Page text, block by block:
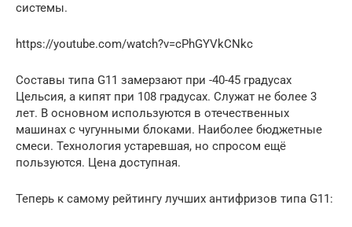
системы.
https://youtube.com/watch?v=cPhGYVkCNkc
Составы типа G11 замерзают при -40-45 градусах
Цельсия, а кипят при 108 градусах. Служат не более 3
лет. В основном используются в отечественных
машинах с чугунными блоками. Наиболее бюджетные
смеси. Технология устаревшая, но спросом ещё
пользуются. Цена доступная.
Теперь к самому рейтингу лучших антифризов типа G11: